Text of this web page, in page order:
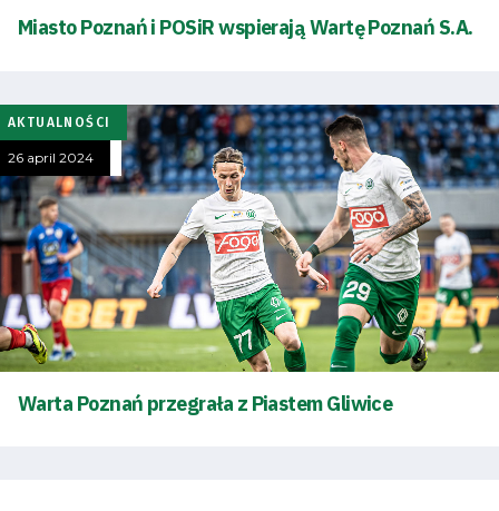
Miasto Poznań i POSiR wspierają Wartę Poznań S.A.
AKTUALNOŚCI
26 april 2024
Warta Poznań przegrała z Piastem Gliwice